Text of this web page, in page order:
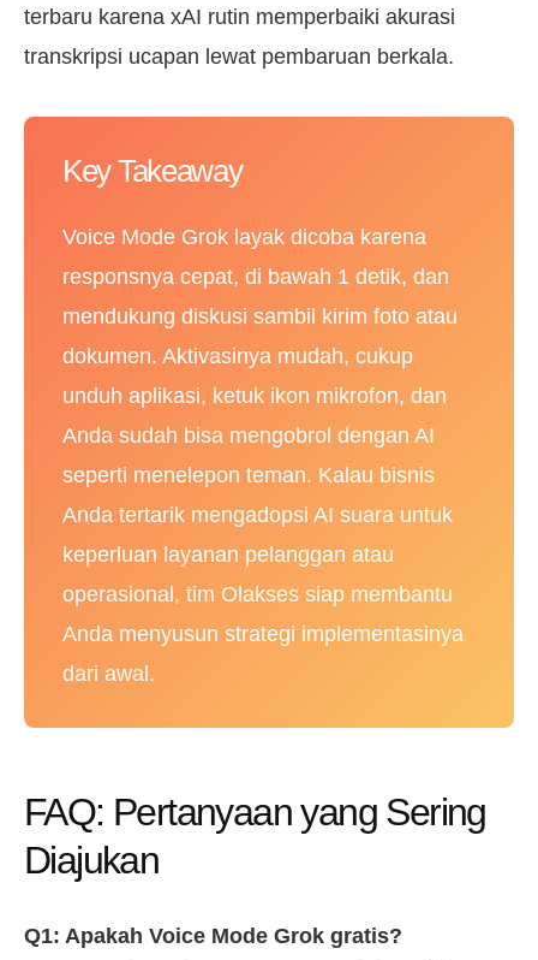
terbaru karena xAI rutin memperbaiki akurasi
transkripsi ucapan lewat pembaruan berkala.
Key Takeaway
Voice Mode Grok layak dicoba karena
responsnya cepat, di bawah 1 detik, dan
mendukung diskusi sambil kirim foto atau
dokumen. Aktivasinya mudah, cukup
unduh aplikasi, ketuk ikon mikrofon, dan
Anda sudah bisa mengobrol dengan AI
seperti menelepon teman. Kalau bisnis
Anda tertarik mengadopsi AI suara untuk
keperluan layanan pelanggan atau
operasional, tim Olakses siap membantu
Anda menyusun strategi implementasinya
dari awal.
FAQ: Pertanyaan yang Sering
Diajukan
Q1: Apakah Voice Mode Grok gratis?